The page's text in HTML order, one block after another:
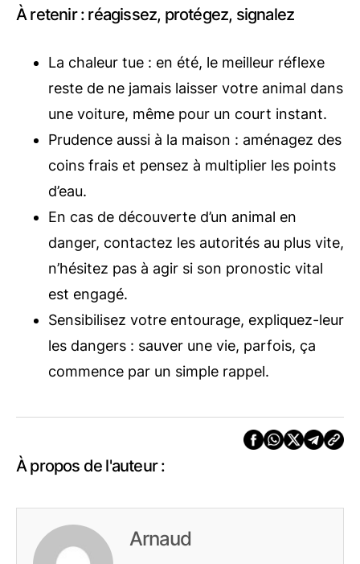
À retenir : réagissez, protégez, signalez
La chaleur tue : en été, le meilleur réflexe
reste de ne jamais laisser votre animal dans
une voiture, même pour un court instant.
Prudence aussi à la maison : aménagez des
coins frais et pensez à multiplier les points
d’eau.
En cas de découverte d’un animal en
danger, contactez les autorités au plus vite,
n’hésitez pas à agir si son pronostic vital
est engagé.
Sensibilisez votre entourage, expliquez-leur
les dangers : sauver une vie, parfois, ça
commence par un simple rappel.
À propos de l'auteur :
Arnaud